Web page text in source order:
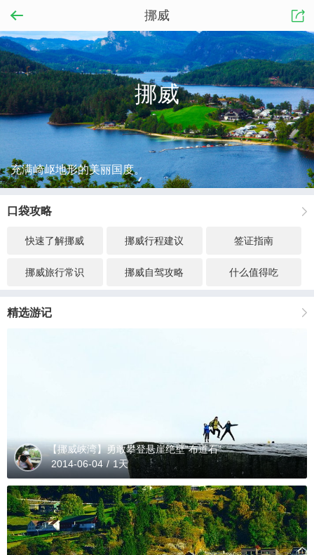
挪威
挪威
充满崎岖地形的美丽国度。
口袋攻略
快速了解挪威 挪威行程建议 签证指南
挪威旅行常识 挪威自驾攻略 什么值得吃
精选游记
【挪威峡湾】勇敢攀登悬崖绝壁“布道石”
2014-06-04 / 1天